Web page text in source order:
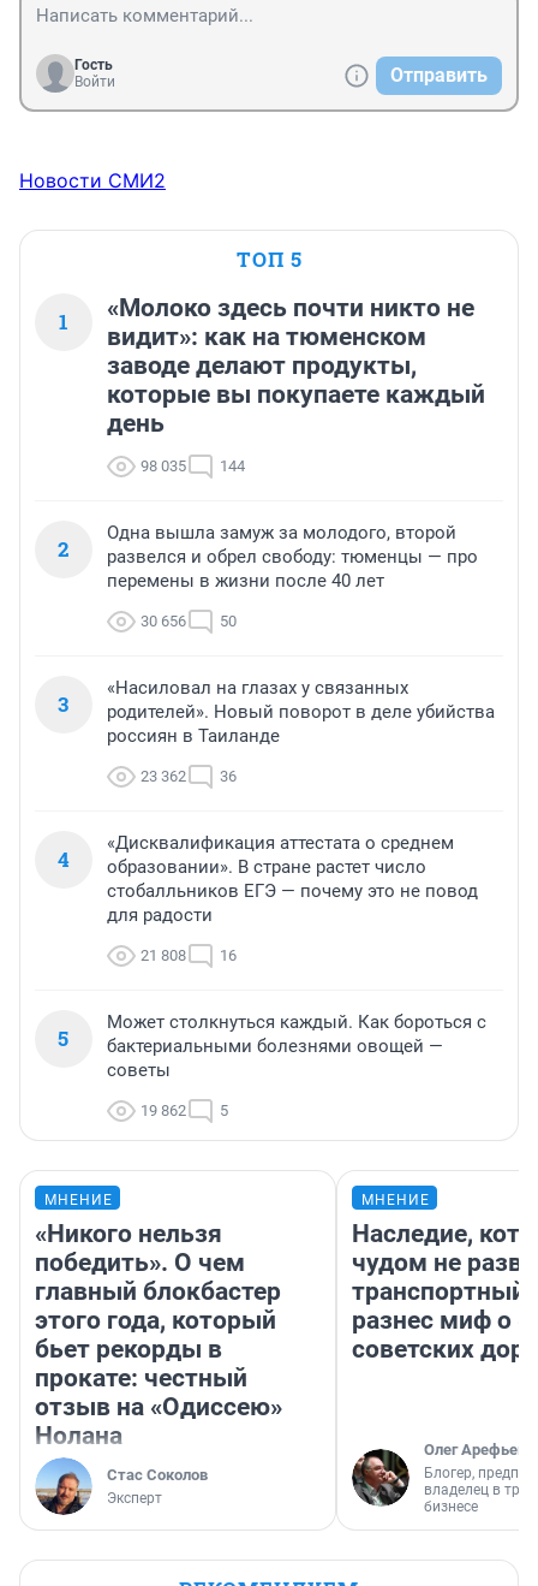
Гость
Войти
Отправить
Новости СМИ2
ТОП 5
1
«Молоко здесь почти никто не
видит»: как на тюменском
заводе делают продукты,
которые вы покупаете каждый
день
98 035 144
2
Одна вышла замуж за молодого, второй
развелся и обрел свободу: тюменцы — про
перемены в жизни после 40 лет
30 656 50
3
«Насиловал на глазах у связанных
родителей». Новый поворот в деле убийства
россиян в Таиланде
23 362 36
4
«Дисквалификация аттестата о среднем
образовании». В стране растет число
стобалльников ЕГЭ — почему это не повод
для радости
21 808 16
5
Может столкнуться каждый. Как бороться с
бактериальными болезнями овощей —
советы
19 862 5
МНЕНИЕ
«Никого нельзя
победить». О чем
главный блокбастер
этого года, который
бьет рекорды в
прокате: честный
отзыв на «Одиссею»
Нолана
Стас Соколов
Эксперт
МНЕНИЕ
Наследие,
чудом не
транспортный
разнес миф о
советских
Олег Арефьев
Блогер,
владелец в
бизнесе